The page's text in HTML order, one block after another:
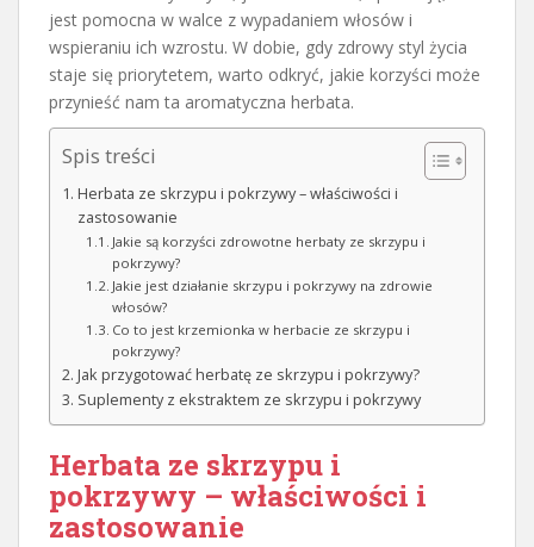
jest pomocna w walce z wypadaniem włosów i
wspieraniu ich wzrostu. W dobie, gdy zdrowy styl życia
staje się priorytetem, warto odkryć, jakie korzyści może
przynieść nam ta aromatyczna herbata.
Spis treści
Herbata ze skrzypu i pokrzywy – właściwości i
zastosowanie
Jakie są korzyści zdrowotne herbaty ze skrzypu i
pokrzywy?
Jakie jest działanie skrzypu i pokrzywy na zdrowie
włosów?
Co to jest krzemionka w herbacie ze skrzypu i
pokrzywy?
Jak przygotować herbatę ze skrzypu i pokrzywy?
Suplementy z ekstraktem ze skrzypu i pokrzywy
Herbata ze skrzypu i
pokrzywy – właściwości i
zastosowanie